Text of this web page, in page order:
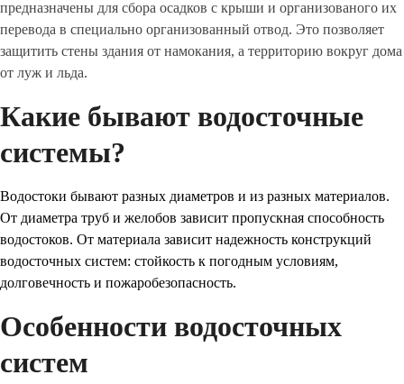
предназначены для сбора осадков с крыши и организованого их
перевода в специально организованный отвод. Это позволяет
защитить стены здания от намокания, а территорию вокруг дома
от луж и льда.
Какие бывают водосточные
системы?
Водостоки бывают разных диаметров и из разных материалов.
От диаметра труб и желобов зависит пропускная способность
водостоков. От материала зависит надежность конструкций
водосточных систем: стойкость к погодным условиям,
долговечность и пожаробезопасность.
Особенности водосточных
систем